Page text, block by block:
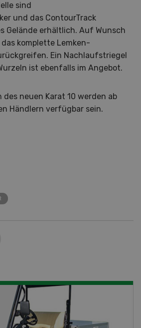
sind
und das ContourTrack
Gelände erhältlich. Auf Wunsch
komplette Lemken-
Ein Nachlaufstriegel
ist ebenfalls im Angebot.
des neuen Karat 10 werden ab
Händlern verfügbar sein.